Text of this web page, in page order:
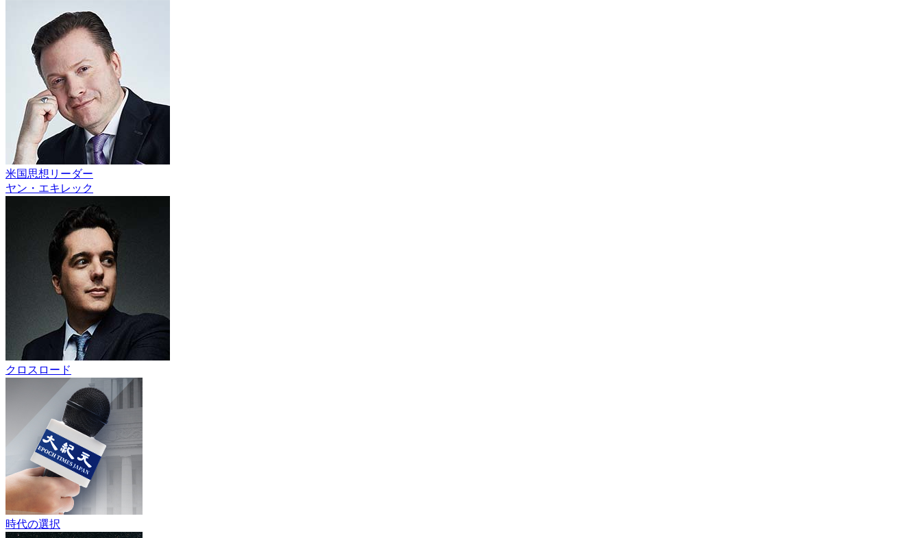
米国思想リーダー
ヤン・エキレック
クロスロード
時代の選択